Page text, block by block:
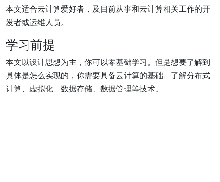
本文适合云计算爱好者，及目前从事和云计算相关工作的开
发者或运维人员。
学习前提
本文以设计思想为主，你可以零基础学习。但是想要了解到
具体是怎么实现的，你需要具备云计算的基础、了解分布式
计算、虚拟化、数据存储、数据管理等技术。